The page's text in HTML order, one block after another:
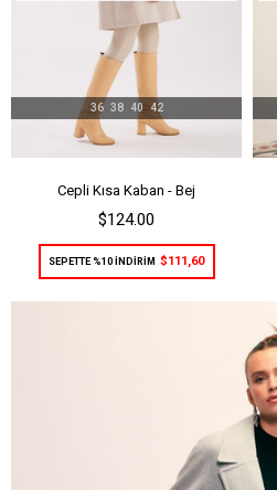
Cepli Kısa Kaban - Bej
$124.00
36 38 40 42
SEPETTE %10 İNDİRİM $111,60